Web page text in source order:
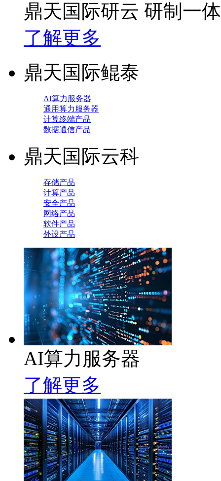
鼎天国际研云 研制一
了解更多
鼎天国际鲲泰
AI算力服务器
通用算力服务器
计算终端产品
数据通信产品
鼎天国际云科
存储产品
计算产品
安全产品
网络产品
软件产品
外设产品
AI算力服务器
了解更多